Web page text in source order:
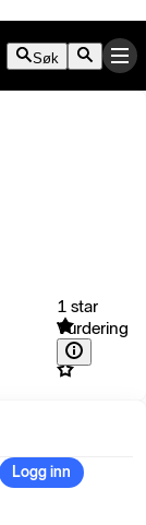
Søk
1 star
Vurdering
Logg inn